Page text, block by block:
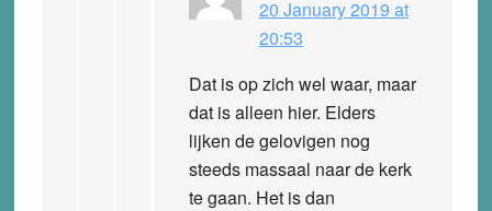
20 January 2019 at
20:53
Dat is op zich wel waar, maar
dat is alleen hier. Elders
lijken de gelovigen nog
steeds massaal naar de kerk
te gaan. Het is dan